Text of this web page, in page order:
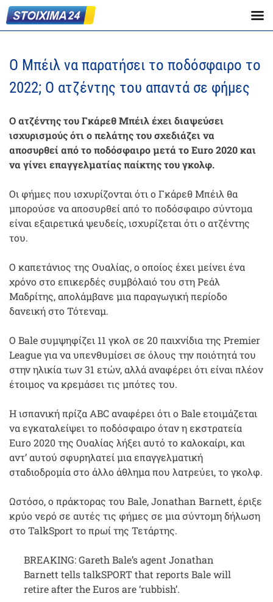
Ο Μπέιλ να παρατήσει το ποδόσφαιρο το
2022; Ο ατζέντης του απαντά σε φήμες
Ο ατζέντης του Γκάρεθ Μπέιλ έχει διαψεύσει
ισχυρισμούς ότι ο πελάτης του σχεδιάζει να
αποσυρθεί από το ποδόσφαιρο μετά το Euro 2020 και
να γίνει επαγγελματίας παίκτης του γκολφ.
Οι φήμες που ισχυρίζονται ότι ο Γκάρεθ Μπέιλ θα
μπορούσε να αποσυρθεί από το ποδόσφαιρο σύντομα
είναι εξαιρετικά ψευδείς, ισχυρίζεται ότι ο ατζέντης
του.
Ο καπετάνιος της Ουαλίας, ο οποίος έχει μείνει ένα
χρόνο στο επικερδές συμβόλαιό του στη Ρεάλ
Μαδρίτης, απολάμβανε μια παραγωγική περίοδο
δανεική στο Τότεναμ.
Ο Bale συμψηφίζει 11 γκολ σε 20 παιχνίδια της Premier
League για να υπενθυμίσει σε όλους την ποιότητά του
στην ηλικία των 31 ετών, αλλά αναφέρει ότι είναι πλέον
έτοιμος να κρεμάσει τις μπότες του.
Η ισπανική πρίζα ABC αναφέρει ότι ο Bale ετοιμάζεται
να εγκαταλείψει το ποδόσφαιρο όταν η εκστρατεία
Euro 2020 της Ουαλίας λήξει αυτό το καλοκαίρι, και
αντ’ αυτού σφυρηλατεί μια επαγγελματική
σταδιοδρομία στο άλλο άθλημα που λατρεύει, το γκολφ.
Ωστόσο, ο πράκτορας του Bale, Jonathan Barnett, έριξε
κρύο νερό σε αυτές τις φήμες σε μια σύντομη δήλωση
στο TalkSport το πρωί της Τετάρτης.
BREAKING: Gareth Bale’s agent Jonathan
Barnett tells talkSPORT that reports Bale will
retire after the Euros are ‘rubbish’.